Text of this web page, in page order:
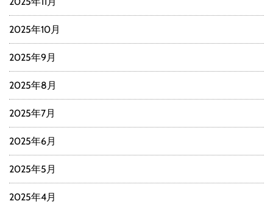
2025年10月
2025年9月
2025年8月
2025年7月
2025年6月
2025年5月
2025年4月